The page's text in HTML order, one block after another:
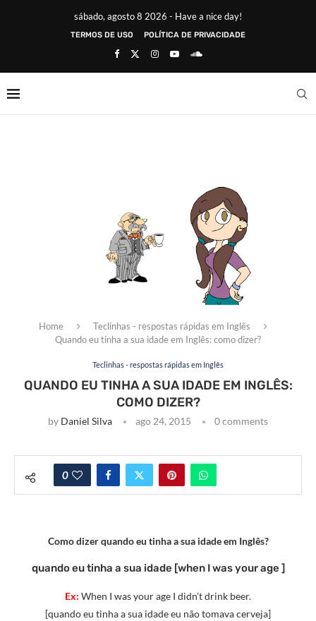
sábado, agosto 8 2026 - Have a nice day!
TERMOS DE USO POLÍTICA DE PRIVACIDADE
Home
Teclinhas - respostas rápidas em Inglês
Quando eu tinha a sua idade em Inglês: como dizer?
Teclinhas - respostas rápidas em Inglês
QUANDO EU TINHA A SUA IDADE EM INGLÊS:
COMO DIZER?
by Daniel Silva ago 24, 2015 0 comments
0
Como dizer quando eu tinha a sua idade em Inglês?
quando eu tinha a sua idade [when I was your age ]
Ex: When I was your age I didn’t drink beer.
[quando eu tinha a sua idade eu não tomava cerveja]